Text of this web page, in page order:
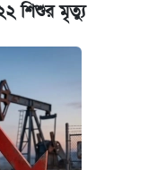
শিশুর মৃত্যু